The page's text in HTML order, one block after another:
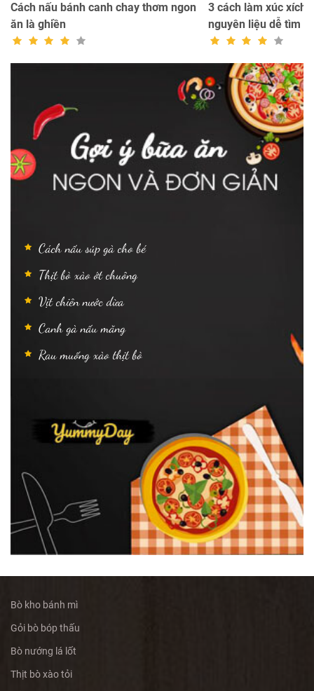
Cách nấu bánh canh chay thơm ngon
ăn là ghiền
3 cách làm xúc xích
nguyên liệu dễ tìm
Cách nấu súp gà cho bé
Thịt bò xào ớt chuông
Vịt chiên nước dừa
Canh gà nấu măng
Rau muống xào thịt bò
Bò kho bánh mì
Gỏi bò bóp thấu
Bò nướng lá lốt
Thịt bò xào tỏi